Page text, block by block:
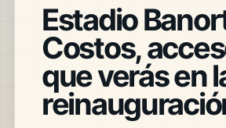
Estadio
Costos,
que verás en